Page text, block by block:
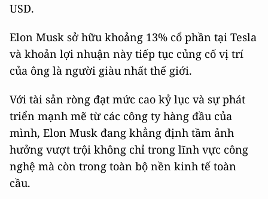
USD.
Elon Musk sở hữu khoảng 13% cổ phần tại Tesla
và khoản lợi nhuận này tiếp tục củng cố vị trí
của ông là người giàu nhất thế giới.
Với tài sản ròng đạt mức cao kỷ lục và sự phát
triển mạnh mẽ từ các công ty hàng đầu của
mình, Elon Musk đang khẳng định tầm ảnh
hưởng vượt trội không chỉ trong lĩnh vực công
nghệ mà còn trong toàn bộ nền kinh tế toàn
cầu.